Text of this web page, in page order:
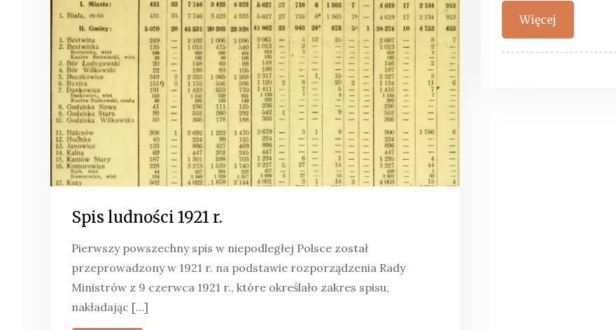
Spis ludności 1921 r.
Pierwszy powszechny spis w niepodległej Polsce został
przeprowadzony w 1921 r. na podstawie rozporządzenia Rady
Ministrów z 9 czerwca 1921 r., które określało zakres spisu,
nakładając […]
Więcej